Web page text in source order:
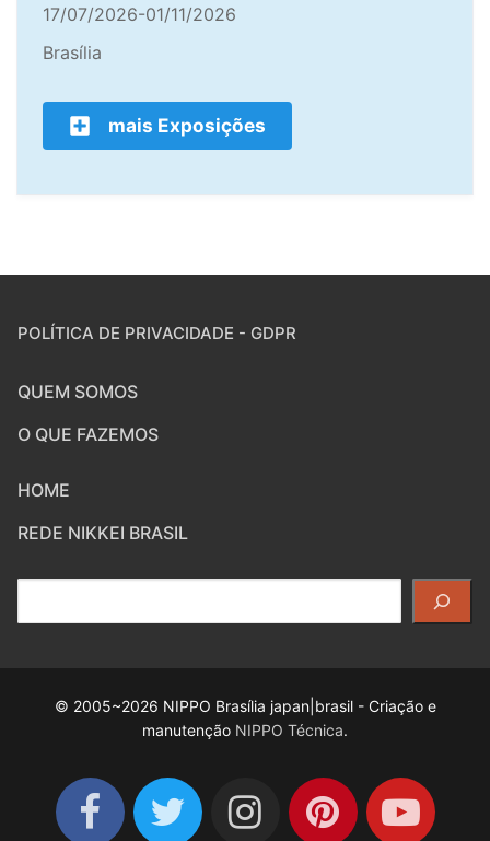
17/07/2026-01/11/2026
Brasília
mais Exposições
POLÍTICA DE PRIVACIDADE - GDPR
QUEM SOMOS
O QUE FAZEMOS
HOME
REDE NIKKEI BRASIL
© 2005~2026 NIPPO Brasília japan|brasil - Criação e
manutenção NIPPO Técnica.